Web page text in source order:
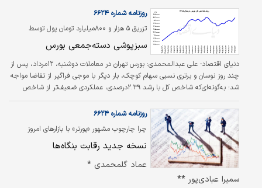
رکوردشکنی جدید وارد کانال ۱.۵میلیون واحدی شد.
تزریق ۵ هزار و ۸۰۰‌میلیارد تومان پول توسط
روزنامه شماره ۶۶۲۴
سبزپوشی دسته‌جمعی بورس
دنیای اقتصاد- علی عبدالمحمدی:
بورس تهران در معاملات دوشنبه، ۱۲مرداد، پس از
چند روز نوسان و برتری نسبی سهام کوچک، بار دیگر با موجی فراگیر از تقاضا مواجه
شد؛ به‌گونه‌ای‌که شاخص کل با رشد ۲.۳۹درصدی، عملکردی ضعیف‌تر از شاخص
انباشت ۱۱ هزار و ۵۰۰‌میلیارد تومان سفارش در صفوف خرید نمادهای مختلف بازار،
تصویری از بازگشت خوش‌بینی به تالار شیشه‌ای ترسیم کرد؛ بازاری که اکنون علاوه بر
ثبت…
چرا چارچوب مشهور «پورتر» با بازارهای امروز
روزنامه شماره ۶۶۲۴
نسخه جدید رقابت‌ بنگاه‌ها
عماد گل‎محمدی *
سمیرا عبادی‌پور **